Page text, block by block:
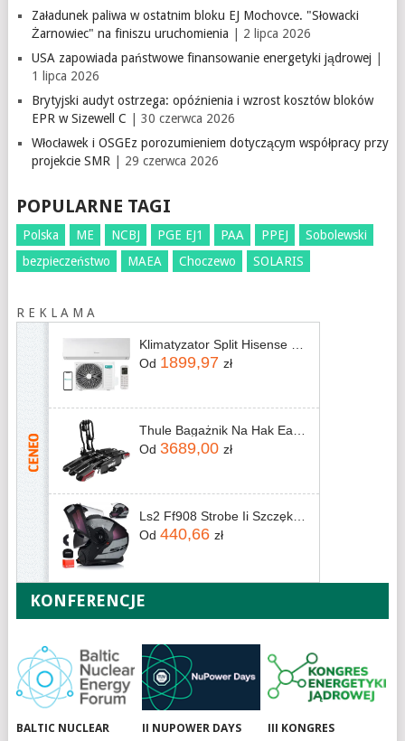
Załadunek paliwa w ostatnim bloku EJ Mochovce. "Słowacki
Żarnowiec" na finiszu uruchomienia | 2 lipca 2026
USA zapowiada państwowe finansowanie energetyki jądrowej
1 lipca 2026
Brytyjski audyt ostrzega: opóźnienia i wzrost kosztów bloków
EPR w Sizewell C | 30 czerwca 2026
Włocławek i OSGEz porozumieniem dotyczącym współpracy przy
projekcie SMR| 29 czerwca 2026
POPULARNE TAGI
Polska ME NCBJ PGE EJ1 PAA PPEJ
Sobolewski
bezpieczeństwo
MAEA Choczewo SOLARIS
R E K L A M A
Klimatyzator Split Hisense DJ25LE0EG DJ25LE0EW
Od 1899,97 zł
Thule Bagażnik Na Hak Easyfold 3 945 945100
Od 3689,00 zł
Ls2 Ff908 Strobe Ii Szczękowy System Pinlock Blenda
Od 440,66 zł
KONFERENCJE
BALTIC NUCLEAR
II NUPOWER DAYS
III KONGRES